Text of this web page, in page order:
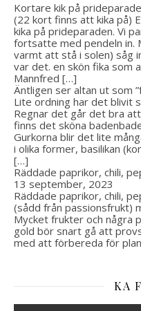
Kortare kik på
(22 kort finns att kika på)
kika på prideparaden. Vi
fortsatte med pendeln in.
varmt att stå i solen) såg
var det. en skön fika som
Mannfred […]
Äntligen ser altan ut som
Lite ordning har det blivit
Regnar det går det bra
finns det sköna
Gurkorna blir det lite
i olika former, basilikan
[…]
Räddade paprikor, chili,
13 september, 2023
Räddade paprikor, chili,
(sådd från passionsfrukt)
Mycket frukter och några
gold bör snart gå att
med att förbereda för
KA